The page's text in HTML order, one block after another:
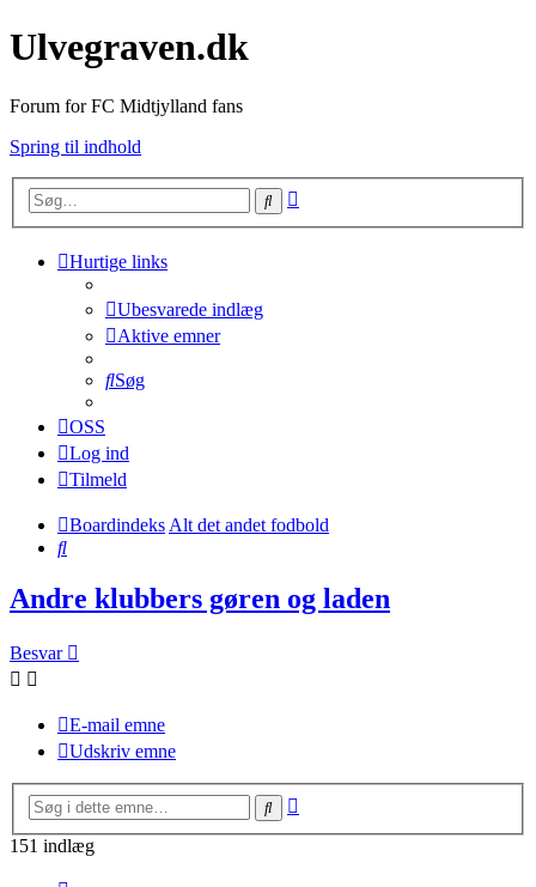
Ulvegraven.dk
Forum for FC Midtjylland fans
Spring til indhold
Søg
Hurtige links
Ubesvarede indlæg
Aktive emner
Søg
OSS
Log ind
Tilmeld
BoardindeksAlt det andet fodbold
Søg
Andre klubbers gøren og laden
Besvar
E-mail emne
Udskriv emne
Søg
151 indlæg